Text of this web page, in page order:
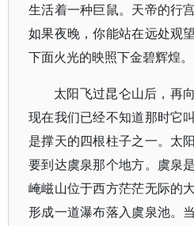
生活着一种巨鼠。天帝的行
如果夜晚，你能站在远处观
下面火光的映照下金碧辉煌。
太阳飞过昆仑山后，再
现在我们已经不知道那时它
是撑天的四根柱子之一。太
要到达虞泉那个地方。虞泉
崦嵫山位于西方茫茫无际的
形成一道瀑布落入虞泉池。